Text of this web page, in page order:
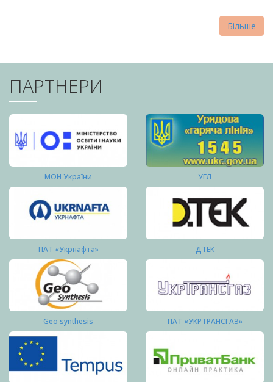
Більше
ПАРТНЕРИ
МОН України УГЛ
ПАТ «Укрнафта» ДТЕК
Geo synthesis ПАТ «УКРТРАНСГАЗ»